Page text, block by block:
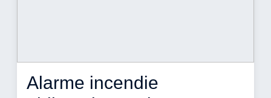
Alarme incendie